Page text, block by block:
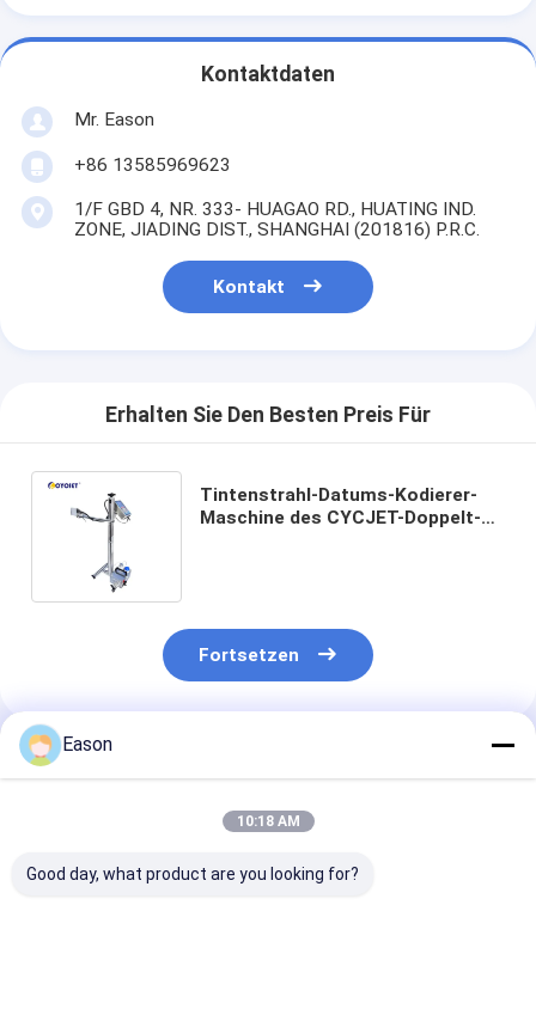
Kontaktdaten
Mr. Eason
+86 13585969623
1/F GBD 4, NR. 333- HUAGAO RD., HUATING IND.
ZONE, JIADING DIST., SHANGHAI (201816) P.R.C.
Kontakt
Erhalten Sie Den Besten Preis Für
Tintenstrahl-Datums-Kodierer-
Maschine des CYCJET-Doppelt-
Fortsetzen
Empfohlene Produkte
Eason
10:18 AM
Good day, what product are you looking for?